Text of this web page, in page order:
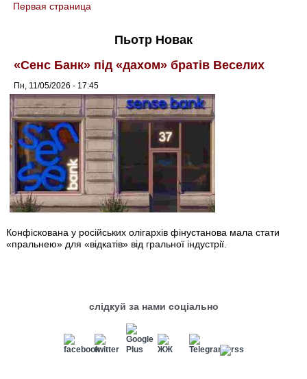
You are here
Первая страница
Пьотр Новак
«Сенс Банк» під «дахом» братів Веселих
Пн, 11/05/2026 - 17:45
Конфіскована у російських олігархів фінустанова мала стати
«пральнею» для «відкатів» від гральної індустрії.
слідкуй за нами соціально